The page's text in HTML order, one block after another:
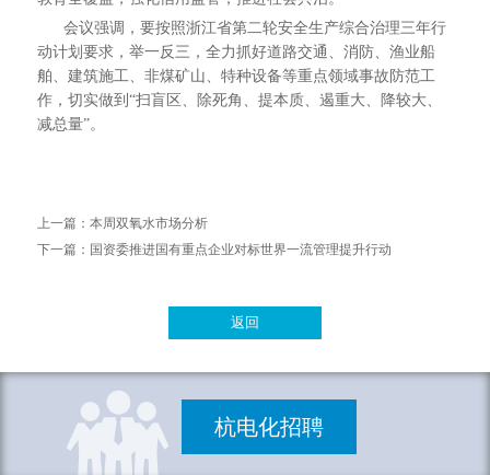
会议强调，要按照浙江省第二轮安全生产综合治理三年行
动计划要求，举一反三，全力抓好道路交通、消防、渔业船
舶、建筑施工、非煤矿山、特种设备等重点领域事故防范工
作，切实做到“扫盲区、除死角、提本质、遏重大、降较大、
减总量”。
上一篇： 本周双氧水市场分析
下一篇： 国资委推进国有重点企业对标世界一流管理提升行动
返回
杭电化招聘